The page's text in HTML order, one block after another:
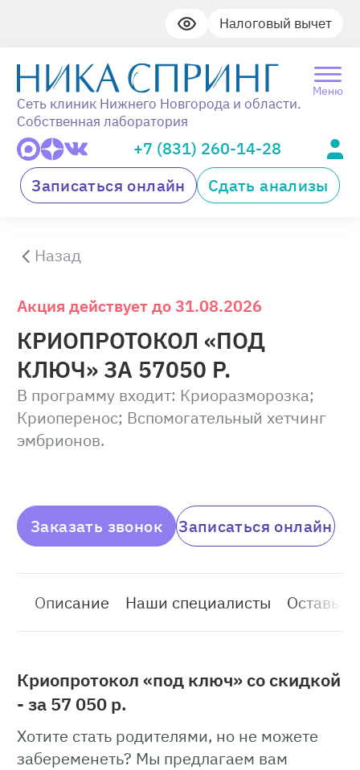
Налоговый вычет
Меню
Сеть клиник Нижнего Новгорода и области.
Собственная лаборатория
+7 (831) 260-14-28
Записаться онлайн
Сдать анализы
Назад
Акция действует до 31.08.2026
КРИОПРОТОКОЛ «ПОД
КЛЮЧ» ЗА 57050 Р.
В программу входит: Криоразморозка;
Криоперенос; Вспомогательный хетчинг
эмбрионов.
Описание Наши специалисты Оставьте
Заказать звонок Записаться онлайн
Криопротокол «под ключ» со скидкой
- за 57 050 р.
Хотите стать родителями, но не можете
забеременеть? Мы предлагаем вам